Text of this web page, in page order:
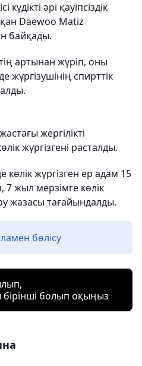
күдікті әрі қауіпсіздік
Daewoo Matiz
байқады.
артынан жүріп, оны
жүргізушінің спирттік
жергілікті
жүргізгені расталды.
көлік жүргізген ер адам 15
7 жыл мерзімге көлік
жазасы тағайындалды.
бөлісу
болып оқыңыз